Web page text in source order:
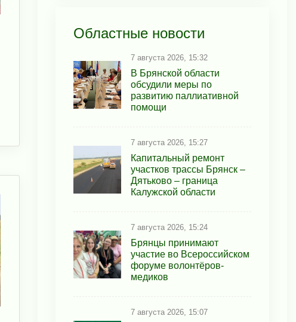
Областные новости
7 августа 2026, 15:32
В Брянской области
обсудили меры по
развитию паллиативной
помощи
7 августа 2026, 15:27
Капитальный ремонт
участков трассы Брянск –
Дятьково – граница
Калужской области
7 августа 2026, 15:24
Брянцы принимают
участие во Всероссийском
форуме волонтёров-
медиков
7 августа 2026, 15:07